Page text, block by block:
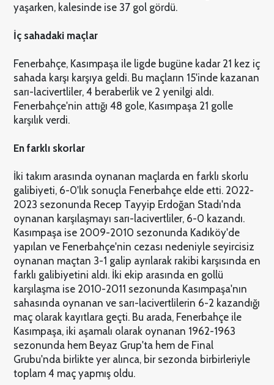
yaşarken, kalesinde ise 37 gol gördü.
İç sahadaki maçlar
Fenerbahçe, Kasımpaşa ile ligde bugüne kadar 21 kez iç
sahada karşı karşıya geldi. Bu maçların 15'inde kazanan
sarı-lacivertliler, 4 beraberlik ve 2 yenilgi aldı.
Fenerbahçe'nin attığı 48 gole, Kasımpaşa 21 golle
karşılık verdi.
En farklı skorlar
İki takım arasında oynanan maçlarda en farklı skorlu
galibiyeti, 6-0'lık sonuçla Fenerbahçe elde etti. 2022-
2023 sezonunda Recep Tayyip Erdoğan Stadı'nda
oynanan karşılaşmayı sarı-lacivertliler, 6-0 kazandı.
Kasımpaşa ise 2009-2010 sezonunda Kadıköy'de
yapılan ve Fenerbahçe'nin cezası nedeniyle seyircisiz
oynanan maçtan 3-1 galip ayrılarak rakibi karşısında en
farklı galibiyetini aldı. İki ekip arasında en gollü
karşılaşma ise 2010-2011 sezonunda Kasımpaşa'nın
sahasında oynanan ve sarı-lacivertlilerin 6-2 kazandığı
maç olarak kayıtlara geçti. Bu arada, Fenerbahçe ile
Kasımpaşa, iki aşamalı olarak oynanan 1962-1963
sezonunda hem Beyaz Grup'ta hem de Final
Grubu'nda birlikte yer alınca, bir sezonda birbirleriyle
toplam 4 maç yapmış oldu.